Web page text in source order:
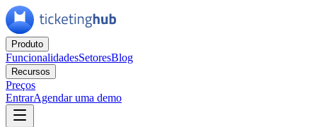
Produto
FuncionalidadesSetoresBlog
Recursos
Preços
EntrarAgendar uma demo